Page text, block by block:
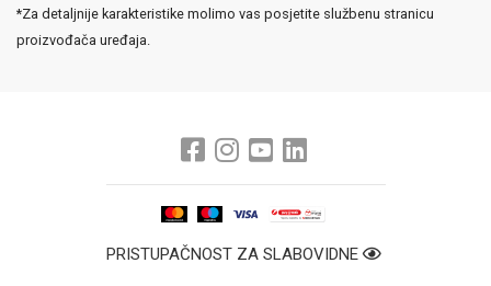
*Za detaljnije karakteristike molimo vas posjetite službenu stranicu
proizvođača uređaja.
PRISTUPAČNOST ZA SLABOVIDNE